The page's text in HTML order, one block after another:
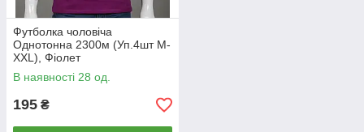
Футболка чоловіча
Однотонна 2300м (Уп.4шт M-
XXL), Фіолет
В наявності 28 од.
195 ₴